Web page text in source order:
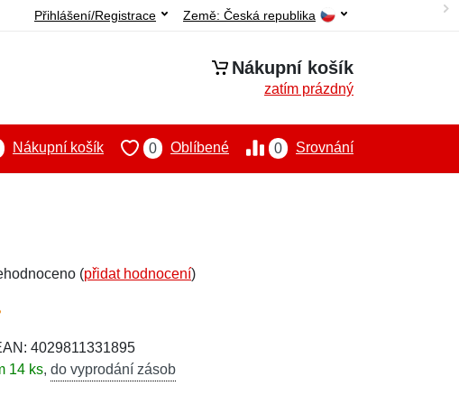
Země: Česká republika
Přihlášení/Registrace
Nákupní košík
zatím prázdný
0 Srovnání
0 Oblíbené
Nákupní košík
(přidat hodnocení)
4029811331895
14 ks, do vyprodání zásob